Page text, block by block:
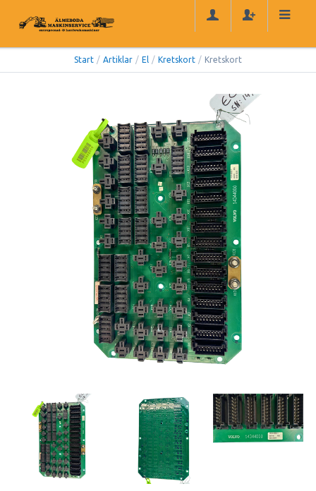
Start / Artiklar / El / Kretskort / Kretskort